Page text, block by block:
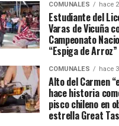
COMUNALES hace
Estudiante del
Varas de Vicuña
Campeonato
“Espiga de
COMUNALES hace
Alto del Carmen
hace historia
pisco chileno en
estrella Great